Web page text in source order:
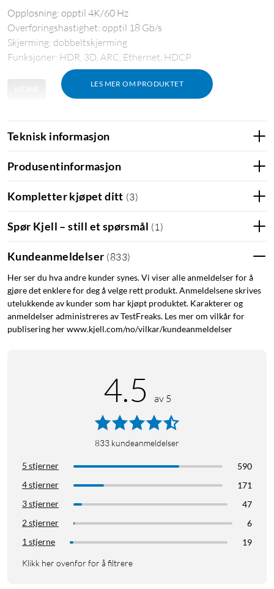
LES MER OM PRODUKTET
Oppløsning: opptil 4K/60 Hz
Overføringshastighet: opptil 18 Gb/s
Skjerming: dobbeltskjerming
Funksjoner: HDR, 3D, ARC, Ethernet, HDCP
Teknisk informasjon
Produsentinformasjon
Kompletter kjøpet ditt (3)
Spør Kjell – still et spørsmål (1 )
Kundeanmeldelser (833)
Her ser du hva andre kunder synes. Vi viser alle anmeldelser for å
gjøre det enklere for deg å velge rett produkt. Anmeldelsene skrives
utelukkende av kunder som har kjøpt produktet. Karakterer og
anmeldelser administreres av TestFreaks. Les mer om vilkår for
publisering her www.kjell.com/no/vilkar/kundeanmeldelser
4.5 av 5
833 kundeanmeldelser
5 stjerner
590
4 stjerner
171
3 stjerner
47
2 stjerner
6
1 stjerne
19
Klikk her ovenfor for å filtrere